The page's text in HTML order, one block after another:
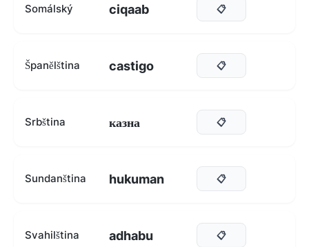
Somálský ciqaab 📋
Španělština castigo 📋
Srbština казна 📋
Sundanština hukuman 📋
Svahilština adhabu 📋